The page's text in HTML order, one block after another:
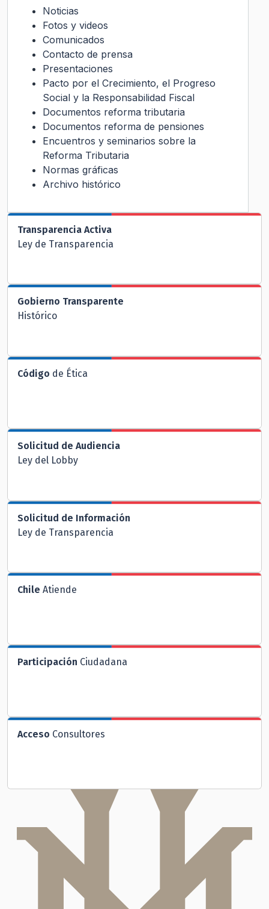
Noticias
Fotos y videos
Comunicados
Contacto de prensa
Presentaciones
Pacto por el Crecimiento, el Progreso
Social y la Responsabilidad Fiscal
Documentos reforma tributaria
Documentos reforma de pensiones
Encuentros y seminarios sobre la
Reforma Tributaria
Normas gráficas
Archivo histórico
Transparencia Activa
Ley de Transparencia
Gobierno Transparente
Histórico
Código de Ética
Solicitud de Audiencia
Ley del Lobby
Solicitud de Información
Ley de Transparencia
Chile Atiende
Participación Ciudadana
Acceso Consultores